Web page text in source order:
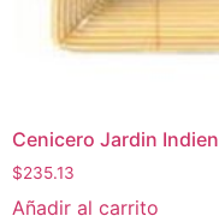
Cenicero Jardin Indien
$235.13
Añadir al carrito